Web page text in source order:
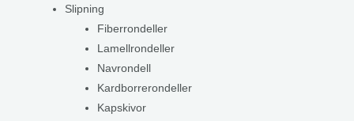
Slipning
Fiberrondeller
Lamellrondeller
Navrondell
Kardborrerondeller
Kapskivor